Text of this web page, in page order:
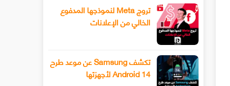
تروج Meta لنموذجها المدفوع
الخالي من الإعلانات
تكشف Samsung عن موعد طرح
Android 14 لأجهزتها